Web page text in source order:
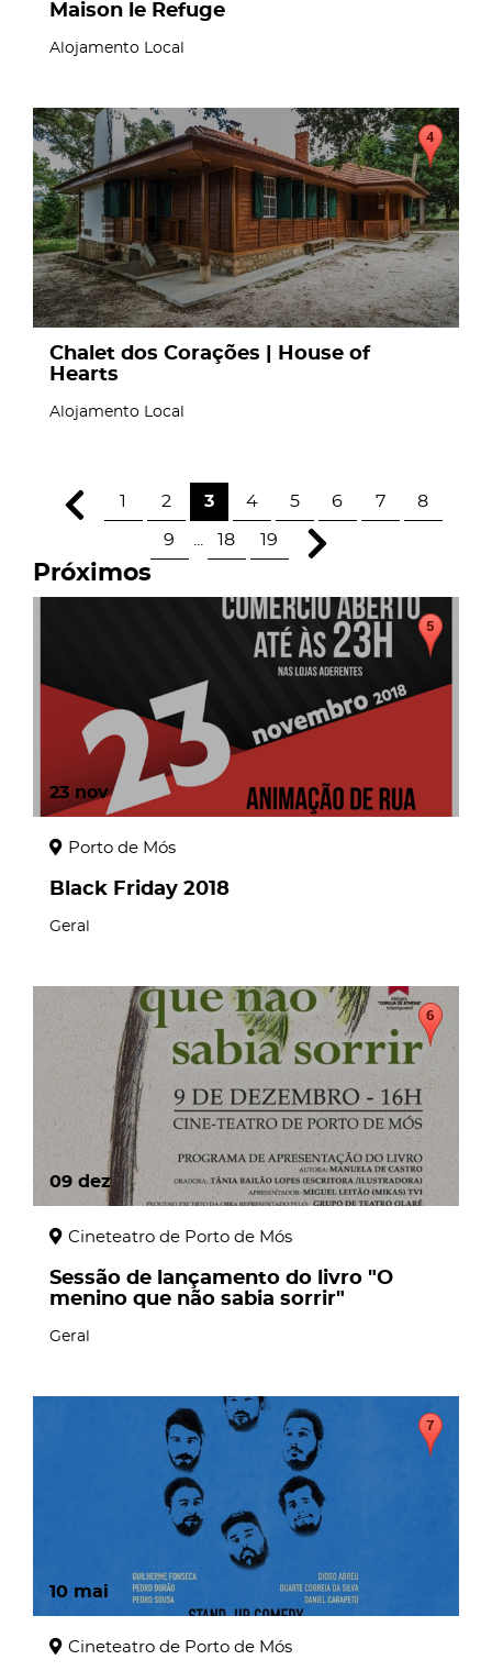
Maison le Refuge
Alojamento Local
page
Chalet dos Corações | House of
Hearts
Alojamento Local
1 2 3 4 5 6 7 8
9 18 19
Próximos
23 nov
Porto de Mós
Black Friday 2018
Geral
09 dez
Cineteatro de Porto de Mós
Sessão de lançamento do livro "O
menino que não sabia sorrir"
Geral
10 mai
Cineteatro de Porto de Mós